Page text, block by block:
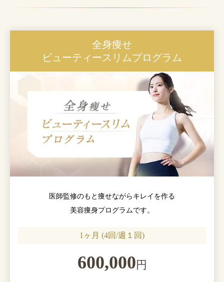
全身痩せ
ビューティースリムプログラム
医師監修のもと痩せながらキレイを作る
美容痩身プログラムです。
1ヶ月 (4回/週１回)
600,000 円